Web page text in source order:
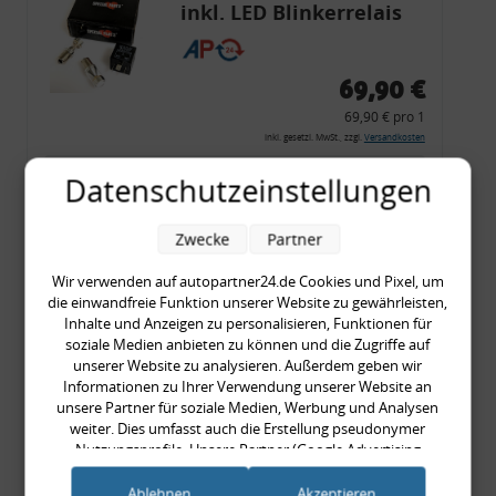
inkl. LED Blinkerrelais
CF 14
69,90 €
69,90 € pro 1
inkl. gesetzl. MwSt., zzgl. Versandkosten
Merkzettel
Rückleuchtenband mit
Blinker, rot, US-Ecken,
Audi 80 Cabrio, Typ 89,
OE-Nr.: 8G0945225 +
8G0945225C
999,99 €
999,99 € pro 1
Datenschutzeinstellungen
Wir verwenden auf autopartner24.de Cookies und Pixel, um
die einwandfreie Funktion unserer Website zu gewährleisten,
Inhalte und Anzeigen zu personalisieren, Funktionen für
soziale Medien anbieten zu können und die Zugriffe auf
unserer Website zu analysieren. Außerdem geben wir
Informationen zu Ihrer Verwendung unserer Website an
unsere Partner für soziale Medien, Werbung und Analysen
weiter. Dies umfasst auch die Erstellung pseudonymer
Nutzungsprofile. Unsere Partner (Google Advertising
Products) führen diese Informationen möglicherweise mit
weiteren Daten zusammen, die Sie ihnen bereitgestellt haben
Zwecke Partner